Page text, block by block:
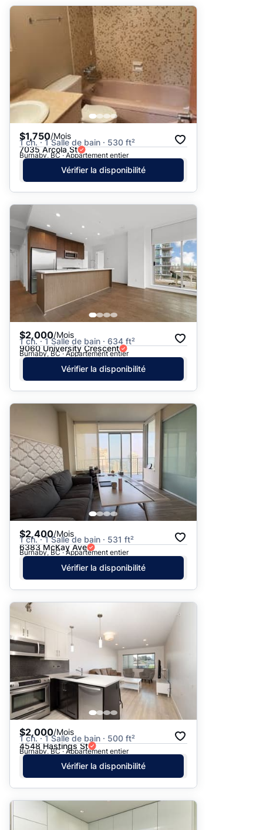
$1,750/Mois
1 ch. · 1 Salle de bain · 530 ft²
7035 Arcola St
Burnaby, BC · Appartement entier
Vérifier la disponibilité
$2,000/Mois
1 ch. · 1 Salle de bain · 634 ft²
9060 University Crescent
Burnaby, BC · Appartement entier
Vérifier la disponibilité
$2,400/Mois
1 ch. · 1 Salle de bain · 531 ft²
6383 McKay Ave
Burnaby, BC · Appartement entier
Vérifier la disponibilité
$2,000/Mois
1 ch. · 1 Salle de bain · 500 ft²
4548 Hastings St
Burnaby, BC · Appartement entier
Vérifier la disponibilité